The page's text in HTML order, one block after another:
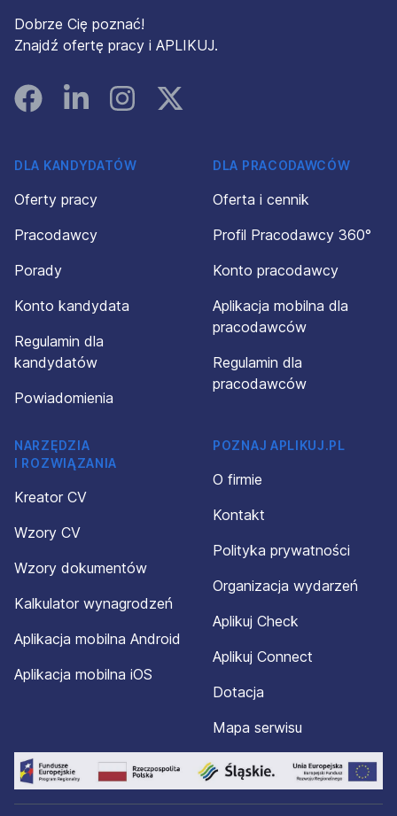
Dobrze Cię poznać!
Znajdź ofertę pracy i APLIKUJ.
FacebookLinked InInstagramInstagram
DLA KANDYDATÓW
Oferty pracy
Pracodawcy
Porady
Konto kandydata
Regulamin dla
kandydatów
Powiadomienia
DLA PRACODAWCÓW
Oferta i cennik
Profil Pracodawcy 360°
Konto pracodawcy
Aplikacja mobilna dla
pracodawców
Regulamin dla
pracodawców
NARZĘDZIA
I ROZWIĄZANIA
Kreator CV
Wzory CV
Wzory dokumentów
Kalkulator wynagrodzeń
Aplikacja mobilna Android
Aplikacja mobilna iOS
POZNAJ APLIKUJ.PL
O firmie
Kontakt
Polityka prywatności
Organizacja wydarzeń
Aplikuj Check
Aplikuj Connect
Dotacja
Mapa serwisu